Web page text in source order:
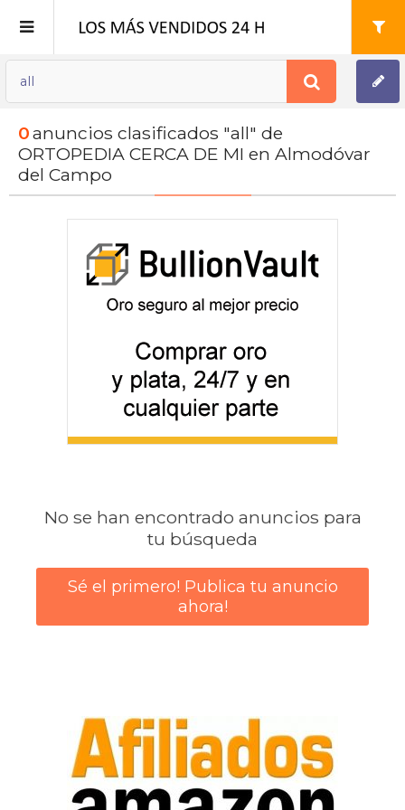
Registro
Mi cuenta
0anuncios clasificados "all" de
ORTOPEDIA CERCA DE MI en Almodóvar
del Campo
No se han encontrado anuncios para
tu búsqueda
Sé el primero! Publica tu anuncio
ahora!